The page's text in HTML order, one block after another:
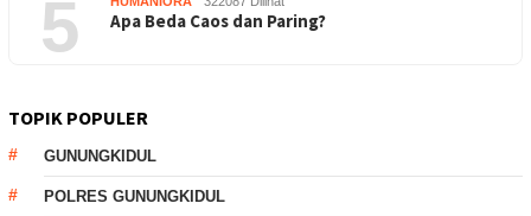
5 Apa Beda Caos dan Paring?
TOPIK POPULER
GUNUNGKIDUL
POLRES GUNUNGKIDUL